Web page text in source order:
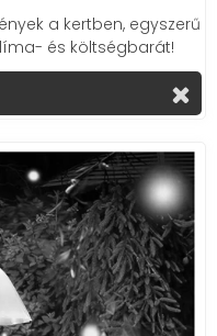
a kertben, egyszerű
és költségbarát!